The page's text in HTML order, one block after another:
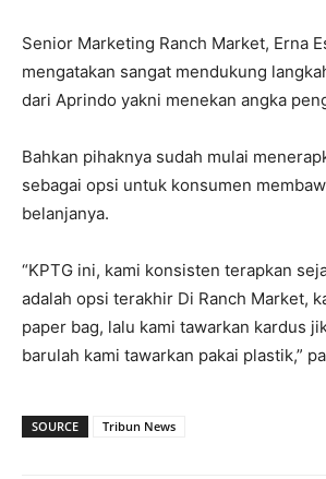
Senior Marketing Ranch Market, Erna
mengatakan sangat mendukung
dari Aprindo yakni menekan angka
Bahkan pihaknya sudah mulai
sebagai opsi untuk konsumen
belanjanya.
“KPTG ini, kami konsisten terapkan
adalah opsi terakhir Di Ranch Market,
paper bag, lalu kami tawarkan kardus
barulah kami tawarkan pakai plastik,”
SOURCE Tribun News